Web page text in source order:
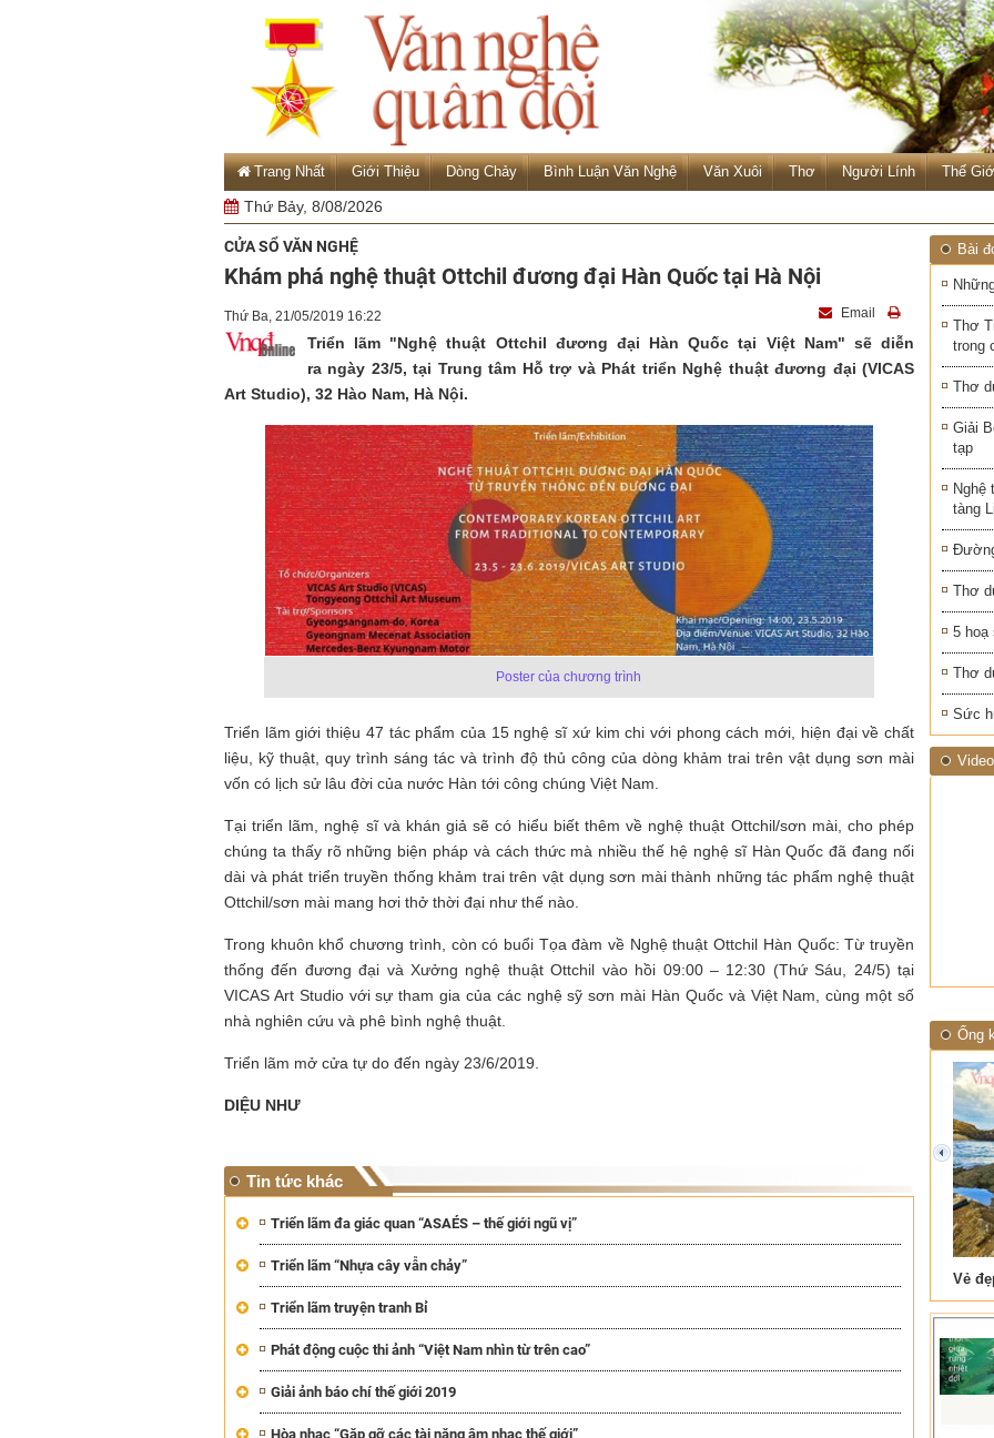
Trang Nhất Giới Thiệu Dòng Chảy Bình Luận Văn Nghệ Văn Xuôi Thơ Người Lính Thế
Thứ Bảy, 8/08/2026
CỬA SỔ VĂN NGHỆ
Khám phá nghệ thuật Ottchil đương đại Hàn Quốc tại Hà Nội
Thứ Ba, 21/05/2019 16:22 Email
Triển lãm "Nghệ thuật Ottchil đương đại Hàn Quốc tại Việt Nam" sẽ diễn
ra ngày 23/5, tại Trung tâm Hỗ trợ và Phát triển Nghệ thuật đương đại (VICAS
Art Studio), 32 Hào Nam, Hà Nội.
Poster của chương trình
Triển lãm giới thiệu 47 tác phẩm của 15 nghệ sĩ xứ kim chi với phong cách mới, hiện đại về chất
liệu, kỹ thuật, quy trình sáng tác và trình độ thủ công của dòng khảm trai trên vật dụng sơn mài
vốn có lịch sử lâu đời của nước Hàn tới công chúng Việt Nam.
Tại triển lãm, nghệ sĩ và khán giả sẽ có hiểu biết thêm về nghệ thuật Ottchil/sơn mài, cho phép
chúng ta thấy rõ những biện pháp và cách thức mà nhiều thế hệ nghệ sĩ Hàn Quốc đã đang nối
dài và phát triển truyền thống khảm trai trên vật dụng sơn mài thành những tác phẩm nghệ thuật
Ottchil/sơn mài mang hơi thở thời đại như thế nào.
Trong khuôn khổ chương trình, còn có buổi Tọa đàm về Nghệ thuật Ottchil Hàn Quốc: Từ truyền
thống đến đương đại và Xưởng nghệ thuật Ottchil vào hồi 09:00 – 12:30 (Thứ Sáu, 24/5) tại
VICAS Art Studio với sự tham gia của các nghệ sỹ sơn mài Hàn Quốc và Việt Nam, cùng một số
nhà nghiên cứu và phê bình nghệ thuật.
Triển lãm mở cửa tự do đến ngày 23/6/2019.
DIỆU NHƯ
Tin tức khác
Triển lãm đa giác quan “ASAÉS – thế giới ngũ vị”
Triển lãm “Nhựa cây vẫn chảy”
Triển lãm truyện tranh Bỉ
Phát động cuộc thi ảnh “Việt Nam nhìn từ trên cao”
Giải ảnh báo chí thế giới 2019
Hòa nhạc “Gặp gỡ các tài năng âm nhạc thế giới”
Bài
Thơ
trong
Thơ
Giải
tạp
Nghệ
tàng
Thơ
5 hoạ
Thơ
Sức
Video
Ống
Mùa xanh Tam Cốc
prev